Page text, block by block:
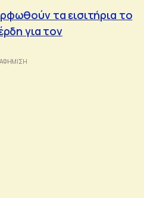
τα εισιτήρια το
για τον